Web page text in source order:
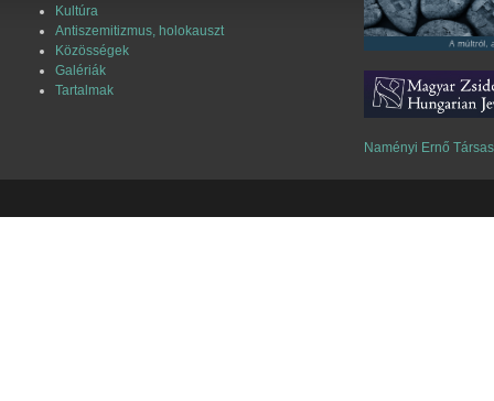
Kultúra
Antiszemitizmus, holokauszt
Közösségek
Galériák
Tartalmak
Naményi Ernő